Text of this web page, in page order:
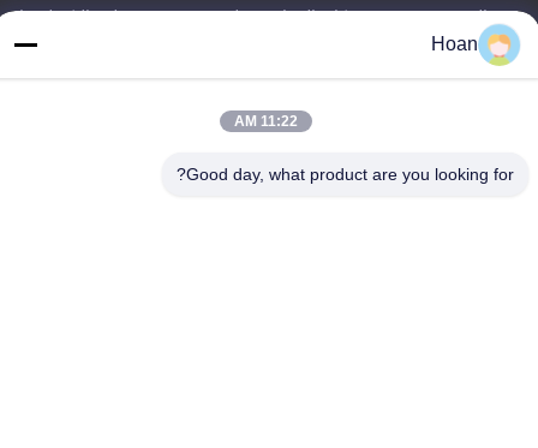
F7، المبنى 2، حديقة شينكاي الصناعية، طريق جينيه 2، منطقة التكنولوجيا
العالية، شيان
Hoan
11:22 AM
Good day, what product are you looking for?